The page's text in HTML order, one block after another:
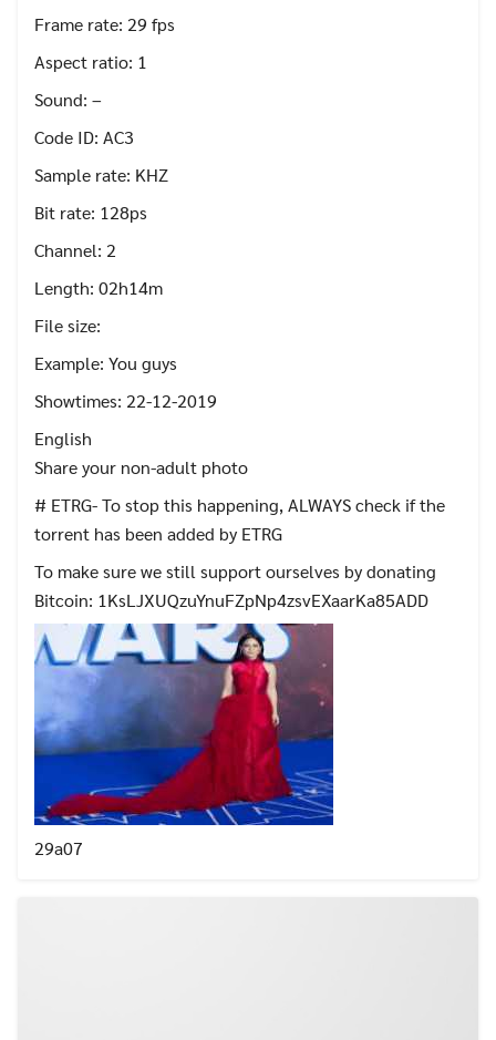
Frame rate: 29 fps
Aspect ratio: 1
Sound: –
Code ID: AC3
Sample rate: KHZ
Bit rate: 128ps
Channel: 2
Length: 02h14m
File size:
Example: You guys
Showtimes: 22-12-2019
English
Share your non-adult photo
# ETRG- To stop this happening, ALWAYS check if the
torrent has been added by ETRG
To make sure we still support ourselves by donating
Bitcoin: 1KsLJXUQzuYnuFZpNp4zsvEXaarKa85ADD
29a07